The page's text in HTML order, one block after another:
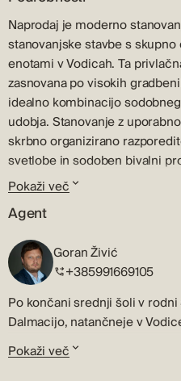
Naprodaj je moderno
stanovanjske stavbe s
enotami v Vodicah. Ta
zasnovana po visokih
idealno kombinacijo
udobja. Stanovanje z
skrbno organizirano
svetlobe in sodoben bivalni
potrebam.
Razpored
Stanovanje S1 obsega
spalnici, kopalnico in
ki združuje kuhinjo, jedilnico
se odpira na 10 m² veliko
prostor za jutranjo kavo,
toplejših mesecih.
Zunanji prostor
Pokaži več
Agent
Goran Živić
+385991669105
Po končani srednji šoli v
Dalmacijo, natančneje v
svetu prodaje in posredovanja
nepremičnin – pot, ki traja že
Pokaži več